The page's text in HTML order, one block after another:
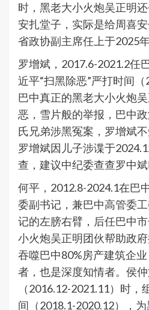
时，黑老大小火炮吴正明
安扎堂子，实际是给周喜
省政协副主席任上于2025
罗增斌，2017.6-2021.2任
近平“扫黑除恶”严打时间（
巴中真正的黑老大小火炮
恶，雪片般的举报，巴中
氏兄弟涉黑冤案，罗增斌
罗增斌因儿子涉谍于
查，建议中纪委查查罗中斌
何平，2012.8-2024.1在巴
委副书记，兼巴中高管委
记的左膀右臂，后任巴中
小火炮吴正明团伙帮助政
吞噬巴中80%房产建筑企
者，也是深度知情者。侯
（2016.12-2021.11）时，
间（2018.1-2020.12），